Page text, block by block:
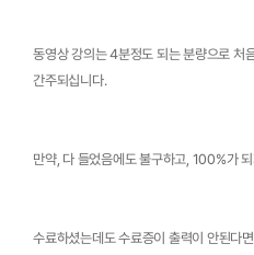
동영상 강의는 4분정도 되는 분량으로 처
간주되십니다.
만약, 다 들었음에도 불구하고, 100%가
수료하셨는데도 수료증이 출력이 안된